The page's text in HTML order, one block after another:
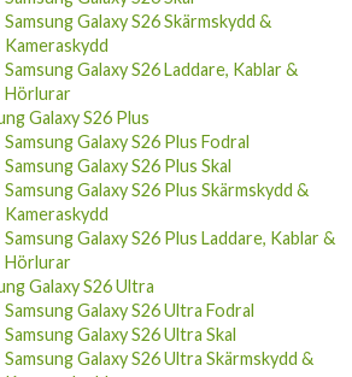
Samsung Galaxy S26 Skärmskydd &
Kameraskydd
Samsung Galaxy S26 Laddare, Kablar &
Hörlurar
Galaxy S26 Plus
Samsung Galaxy S26 Plus Fodral
Samsung Galaxy S26 Plus Skal
Samsung Galaxy S26 Plus Skärmskydd &
Kameraskydd
Samsung Galaxy S26 Plus Laddare, Kablar &
Hörlurar
Galaxy S26 Ultra
Samsung Galaxy S26 Ultra Fodral
Samsung Galaxy S26 Ultra Skal
Samsung Galaxy S26 Ultra Skärmskydd &